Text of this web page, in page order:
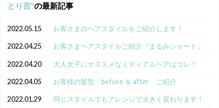
とり言 の最新記事
2022.05.15 お客さまのヘアスタイルをご紹介します！
2022.04.25 お客さまヘアスタイルご紹介『まるみショート』
2022.04.20 大人女子にオススメなミディアムヘアはコレ！
2022.04.05 お客様の髪型 before ＆ after ご紹介
2022.01.29 同じスタイルでもアレンジで大きく変わります！